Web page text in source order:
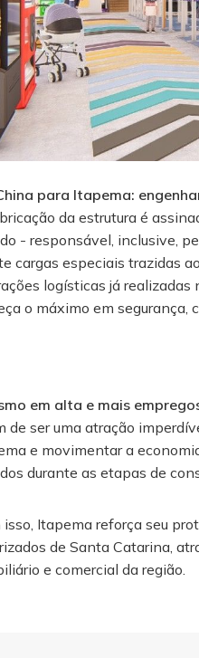
para Itapema:
da estrutura é
- responsável, inclusive,
cargas especiais trazidas
logísticas já
o máximo em segurança,
em alta e mais
de ser uma atração
e movimentar a
durante as etapas de
isso, Itapema reforça seu
de Santa Catarina,
e comercial da região.